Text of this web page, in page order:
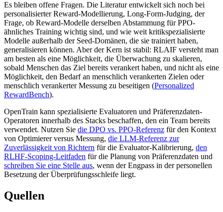
Es bleiben offene Fragen. Die Literatur entwickelt sich noch bei
personalisierter Reward-Modellierung, Long-Form-Judging, der
Frage, ob Reward-Modelle derselben Abstammung für PPO-
ähnliches Training wichtig sind, und wie weit kritikspezialisierte
Modelle außerhalb der Seed-Domänen, die sie trainiert haben,
generalisieren können. Aber der Kern ist stabil: RLAIF versteht man
am besten als eine Möglichkeit, die Überwachung zu skalieren,
sobald Menschen das Ziel bereits verankert haben, und nicht als eine
Möglichkeit, den Bedarf an menschlich verankerten Zielen oder
menschlich verankerter Messung zu beseitigen (Personalized
RewardBench).
OpenTrain kann spezialisierte Evaluatoren und Präferenzdaten-
Operatoren innerhalb des Stacks beschaffen, den ein Team bereits
verwendet. Nutzen Sie die DPO vs. PPO-Referenz für den Kontext
von Optimierer versus Messung, die LLM-Referenz zur
Zuverlässigkeit von Richtern für die Evaluator-Kalibrierung, den
RLHF-Scoping-Leitfaden für die Planung von Präferenzdaten und
schreiben Sie eine Stelle aus, wenn der Engpass in der personellen
Besetzung der Überprüfungsschleife liegt.
Quellen